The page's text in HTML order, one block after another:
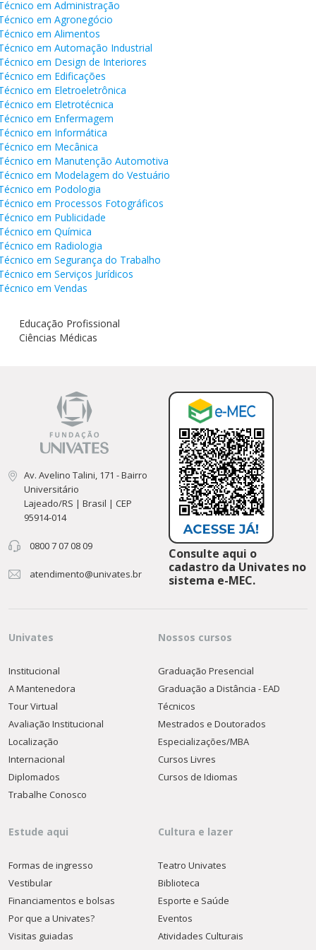
de Idiomas
Médicas
Conosco
& Você - Comunidade
Gustavo Adolfo
em Administração
em Agronegócio
em Alimentos
em Automação Industrial
em Design de Interiores
em Edificações
em Eletroeletrônica
em Eletrotécnica
em Enfermagem
em Informática
em Mecânica
em Manutenção Automotiva
em Modelagem do Vestuário
em Podologia
em Processos Fotográficos
em Publicidade
em Química
em Radiologia
em Segurança do Trabalho
em Serviços Jurídicos
em Vendas
Educação Profissional
Ciências Médicas
Av. Avelino Talini, 171 - Bairro
Universitário
Lajeado/RS | Brasil | CEP
95914-014
0800 7 07 08 09
atendimento@univates.br
Consulte aqui o
cadastro da Univates no
sistema e-MEC.
Univates
Institucional
A Mantenedora
Tour Virtual
Avaliação Institucional
Localização
Internacional
Diplomados
Trabalhe Conosco
Nossos cursos
Graduação Presencial
Graduação a Distância - EAD
Técnicos
Mestrados e Doutorados
Especializações/MBA
Cursos Livres
Cursos de Idiomas
Estude aqui
Formas de ingresso
Vestibular
Financiamentos e bolsas
Por que a Univates?
Visitas guiadas
Cultura e lazer
Teatro Univates
Biblioteca
Esporte e Saúde
Eventos
Atividades Culturais